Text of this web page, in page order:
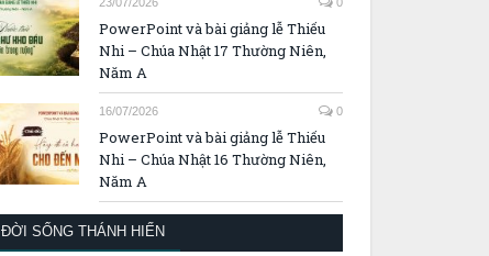
PowerPoint và bài giảng lễ Thiếu
Nhi – Chúa Nhật 17 Thường Niên,
Năm A
16/07/2026 0
PowerPoint và bài giảng lễ Thiếu
Nhi – Chúa Nhật 16 Thường Niên,
Năm A
ĐỜI SỐNG THÁNH HIẾN